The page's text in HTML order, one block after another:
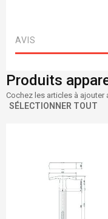
AVIS
Produits
Cochez les articles à ajouter
SÉLECTIONNER TOUT